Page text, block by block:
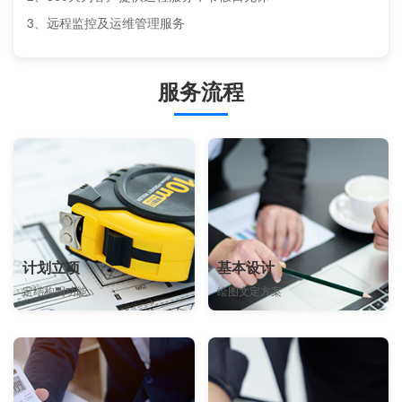
3、远程监控及运维管理服务
服务流程
计划立项
定结构明功能
基本设计
绘图文定方案